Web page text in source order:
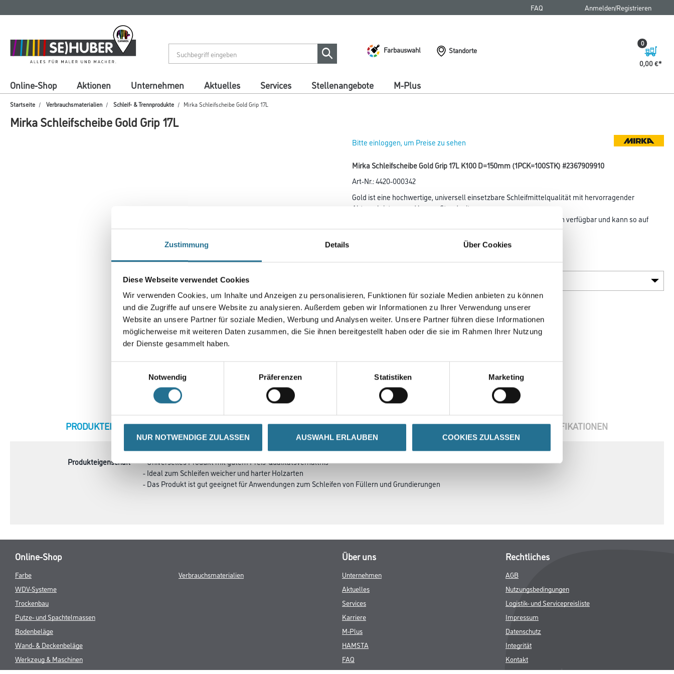
Zustimmung Details Über Cookies
Diese Webseite verwendet Cookies
Wir verwenden Cookies, um Inhalte und Anzeigen zu personalisieren, Funktionen für soziale Medien anbieten zu können
und die Zugriffe auf unsere Website zu analysieren. Außerdem geben wir Informationen zu Ihrer Verwendung unserer
Website an unsere Partner für soziale Medien, Werbung und Analysen weiter. Unsere Partner führen diese Informationen
möglicherweise mit weiteren Daten zusammen, die Sie ihnen bereitgestellt haben oder die sie im Rahmen Ihrer Nutzung
der Dienste gesammelt haben.
Notwendig
Präferenzen Statistiken Marketing
NUR NOTWENDIGE ZULASSEN AUSWAHL ERLAUBEN COOKIES ZULASSEN
springen
springen
FAQ Anmelden/Registrieren
Farbauswahl
Standorte
0,00 €
0
Online-Shop Aktionen Unternehmen Aktuelles Services Stellenangebote M-Plus
Startseite Verbrauchsmaterialien Schleif- & Trennprodukte Mirka Schleifscheibe Gold Grip 17L
Mirka Schleifscheibe Gold Grip 17L
Bitte einloggen, um Preise zu sehen
Mirka Schleifscheibe Gold Grip 17L K100 D=150mm (1PCK=100STK) #2367909910
Art-Nr.:4420-000342
Gold ist eine hochwertige, universell einsetzbare Schleifmittelqualität mit hervorragender
Abtragsleistung und langer Standzeit.
Es ist in vielen unterschiedlichen Abmessungen und Lochsystemen verfügbar und kann so auf
vielen bekannten Maschinen-Typen
Durchmesser in millimeter Körnung
Umrechnungsfaktoren
CURRENT
PRODUKTEIGENSCHAFTEN ZUSATZINFOS GEFAHRENHINWEISE DATENBLÄTTER SPEZIFIKATIONEN
Produkteigenschaft
- Universelles Produkt mit gutem Preis-Qualitätsverhältnis
- Ideal zum Schleifen weicher und harter Holzarten
- Das Produkt ist gut geeignet für Anwendungen zum Schleifen von Füllern und Grundierungen
Online-Shop
Farbe
WDV-Systeme
Trockenbau
Putze- und Spachtelmassen
Bodenbeläge
Wand- & Deckenbeläge
Werkzeug & Maschinen
Verbrauchsmaterialien
Über uns
Unternehmen
Aktuelles
Services
Karriere
M-Plus
HAMSTA
FAQ
Rechtliches
AGB
Nutzungsbedingungen
Logistik- und Servicepreisliste
Impressum
Datenschutz
Integrität
Kontakt